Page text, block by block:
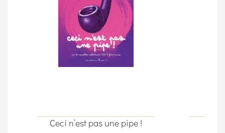
Ceci n’est pas une pipe !